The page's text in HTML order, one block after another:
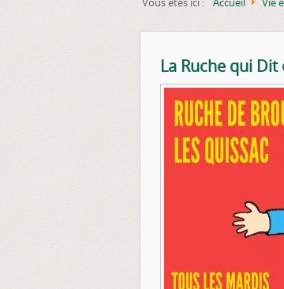
La Ruche qui